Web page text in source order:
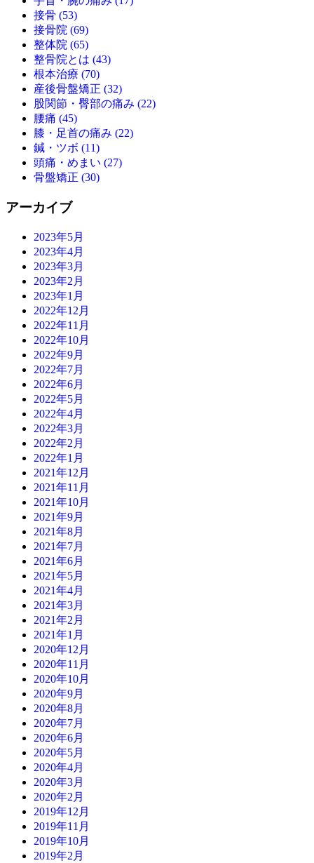
接骨 (53)
接骨院 (69)
整体院 (65)
整骨院とは (43)
根本治療 (70)
産後骨盤矯正 (32)
股関節・臀部の痛み (22)
腰痛 (45)
膝・足首の痛み (22)
鍼・ツボ (11)
頭痛・めまい (27)
骨盤矯正 (30)
アーカイブ
2023年5月
2023年4月
2023年3月
2023年2月
2023年1月
2022年12月
2022年11月
2022年10月
2022年9月
2022年7月
2022年6月
2022年5月
2022年4月
2022年3月
2022年2月
2022年1月
2021年12月
2021年11月
2021年10月
2021年9月
2021年8月
2021年7月
2021年6月
2021年5月
2021年4月
2021年3月
2021年2月
2021年1月
2020年12月
2020年11月
2020年10月
2020年9月
2020年8月
2020年7月
2020年6月
2020年5月
2020年4月
2020年3月
2020年2月
2019年12月
2019年11月
2019年10月
2019年2月